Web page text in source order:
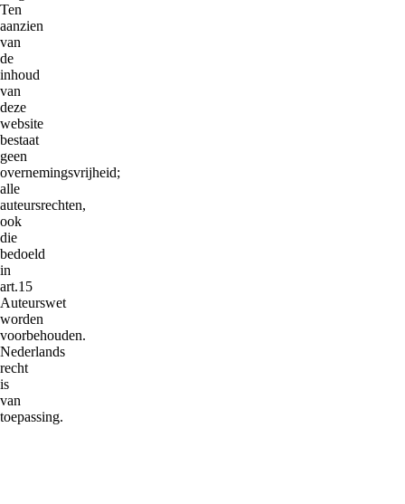
Ten
aanzien
van
de
inhoud
van
deze
website
bestaat
geen
overnemingsvrijheid;
alle
auteursrechten,
ook
die
bedoeld
in
art.15
Auteurswet
worden
voorbehouden.
Nederlands
recht
is
van
toepassing.